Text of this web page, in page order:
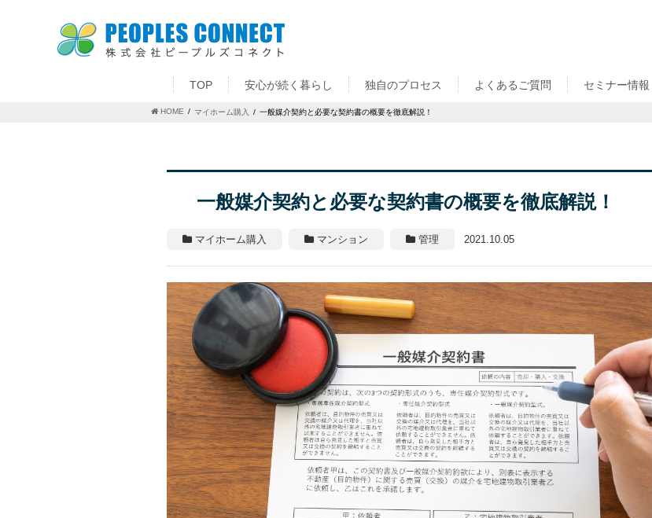
TOP 安心が続く暮らし 独自のプロセス よくあるご質問 セミナー情報
HOME マイホーム購入 一般媒介契約と必要な契約書の概要を徹底解説！
一般媒介契約と必要な契約書の概要を徹底解説！
マイホーム購入 マンション 管理 2021.10.05